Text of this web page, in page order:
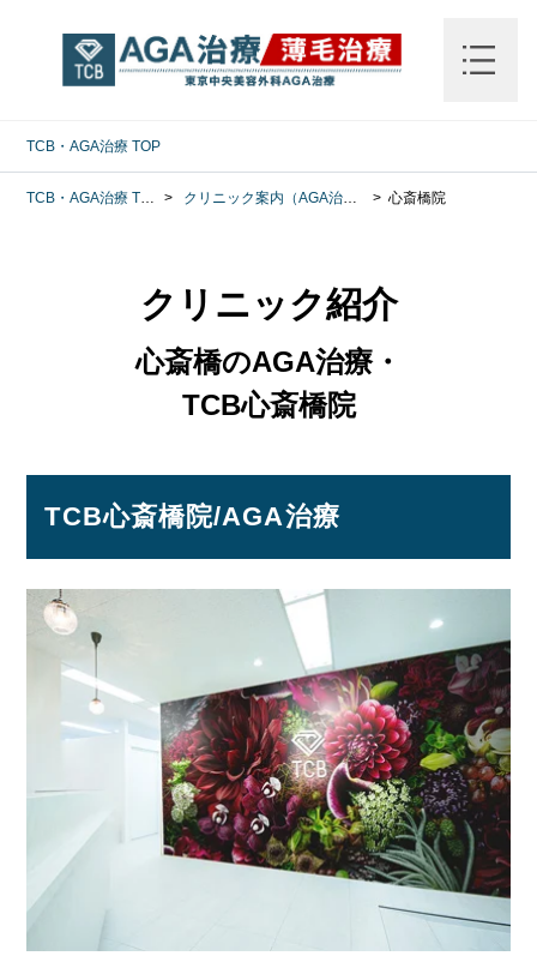
TCB・AGA治療 TOP
TCB・AGA治療 TOP クリニック案内（AGA治療） 心斎橋院
クリニック紹介
心斎橋のAGA治療・
TCB心斎橋院
TCB心斎橋院/AGA治療